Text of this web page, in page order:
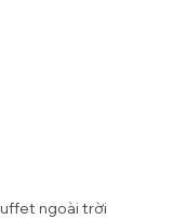
ngoài trời